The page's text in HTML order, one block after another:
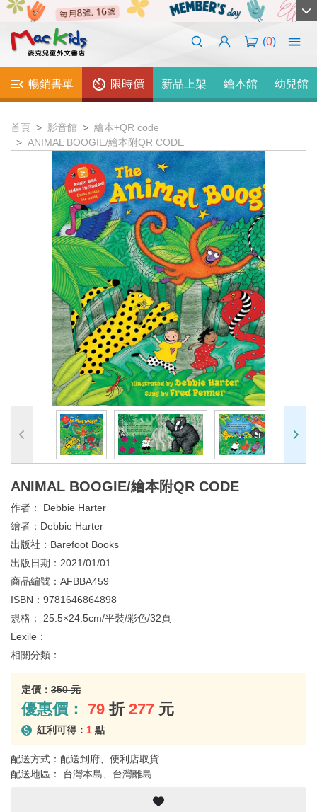
(0)
暢銷書單 限時價 新品上架 繪本館 幼兒館
首頁 影音館
繪本+QR code
ANIMAL BOOGIE/繪本附QR CODE
ANIMAL BOOGIE/繪本附QR CODE
作者： Debbie Harter
繪者： Debbie Harter
出版社： Barefoot Books
出版日期： 2021/01/01
商品編號： AFBBA459
ISBN： 9781646864898
規格： 25.5×24.5cm/平裝/彩色/32頁
Lexile：
相關分類：
定價： 350 元
優惠價： 79 折 277 元
紅利可得： 1 點
配送方式：配送到府、便利店取貨
配送地區： 台灣本島、台灣離島